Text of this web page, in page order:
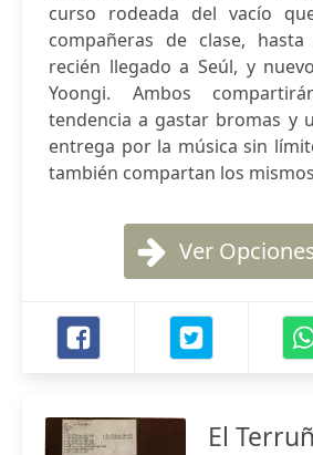
curso rodeada del vacío
compañeras de clase,
recién llegado a Seúl, y
Yoongi. Ambos
tendencia a gastar bromas y
entrega por la música sin
también compartan los
Ver
El